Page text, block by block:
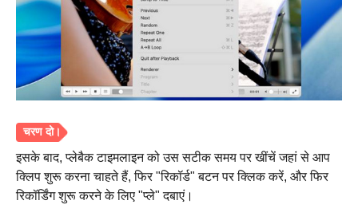
स्टेप 1।
इसके बाद, प्लेबैक टाइमलाइन को उस सटीक समय पर खींचें जहां से आप
क्लिप शुरू करना चाहते हैं, फिर "रिकॉर्ड" बटन पर क्लिक करें, और फिर
रिकॉर्डिंग शुरू करने के लिए "प्ले" दबाएं।